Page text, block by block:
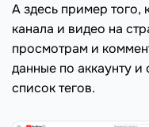
А здесь пример того,
канала и видео на
просмотрам и
данные по аккаунту
список тегов.